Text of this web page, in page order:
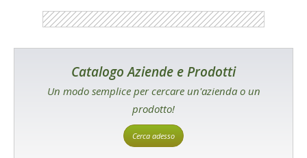
Catalogo Aziende e Prodotti
Un modo semplice per cercare un'azienda o un
prodotto!
Cerca adesso